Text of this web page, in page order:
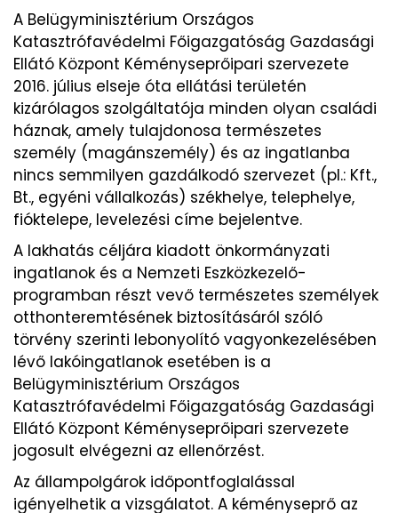
A Belügyminisztérium Országos
Katasztrófavédelmi Főigazgatóság Gazdasági
Ellátó Központ Kéményseprőipari szervezete
2016. július elseje óta ellátási területén
kizárólagos szolgáltatója minden olyan családi
háznak, amely tulajdonosa természetes
személy (magánszemély) és az ingatlanba
nincs semmilyen gazdálkodó szervezet (pl.: Kft.,
Bt., egyéni vállalkozás) székhelye, telephelye,
fióktelepe, levelezési címe bejelentve.
A lakhatás céljára kiadott önkormányzati
ingatlanok és a Nemzeti Eszközkezelő-
programban részt vevő természetes személyek
otthonteremtésének biztosításáról szóló
törvény szerinti lebonyolító vagyonkezelésében
lévő lakóingatlanok esetében is a
Belügyminisztérium Országos
Katasztrófavédelmi Főigazgatóság Gazdasági
Ellátó Központ Kéményseprőipari szervezete
jogosult elvégezni az ellenőrzést.
Az állampolgárok időpontfoglalással
igényelhetik a vizsgálatot. A kéményseprő az